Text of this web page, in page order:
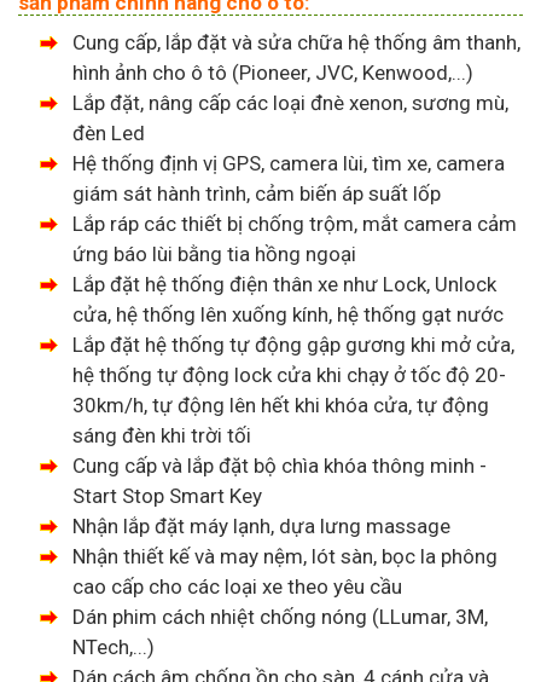
Cung cấp, lắp đặt và sửa chữa hệ thống âm thanh,
hình ảnh cho ô tô (Pioneer, JVC, Kenwood,...)
Lắp đặt, nâng cấp các loại đnè xenon, sương mù,
đèn Led
Hệ thống định vị GPS, camera lùi, tìm xe, camera
giám sát hành trình, cảm biến áp suất lốp
Lắp ráp các thiết bị chống trộm, mắt camera cảm
ứng báo lùi bằng tia hồng ngoại
Lắp đặt hệ thống điện thân xe như Lock, Unlock
cửa, hệ thống lên xuống kính, hệ thống gạt nước
Lắp đặt hệ thống tự động gập gương khi mở cửa,
hệ thống tự động lock cửa khi chạy ở tốc độ 20-
30km/h, tự động lên hết khi khóa cửa, tự động
sáng đèn khi trời tối
Cung cấp và lắp đặt bộ chìa khóa thông minh -
Start Stop Smart Key
Nhận lắp đặt máy lạnh, dựa lưng massage
Nhận thiết kế và may nệm, lót sàn, bọc la phông
cao cấp cho các loại xe theo yêu cầu
Dán phim cách nhiệt chống nóng (LLumar, 3M,
NTech,...)